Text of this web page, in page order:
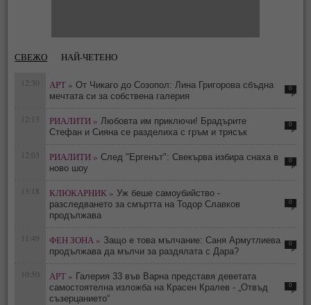
СВЕЖО НАЙ-ЧЕТЕНО
12:30 АРТ » От Чикаго до Созопол: Лина Григорова сбъдна
мечтата си за собствена галерия
0
12:13 РИАЛИТИ » Любовта им приключи! Брадърите
Стефан и Сияна се разделиха с гръм и трясък
0
12:03 РИАЛИТИ » След "Ергенът": Свекърва избира снаха в
ново шоу
0
13:18 КЛЮКАРНИК » Уж беше самоубийство -
разследването за смъртта на Тодор Славков
продължава
0
11:49 ФЕН ЗОНА » Защо е това мълчание: Саня Армутлиева
продължава да мълчи за раздялата с Дара?
0
10:50 АРТ » Галерия 33 във Варна представя деветата
самостоятелна изложба на Красен Кралев - „Отвъд
съзерцанието“
0